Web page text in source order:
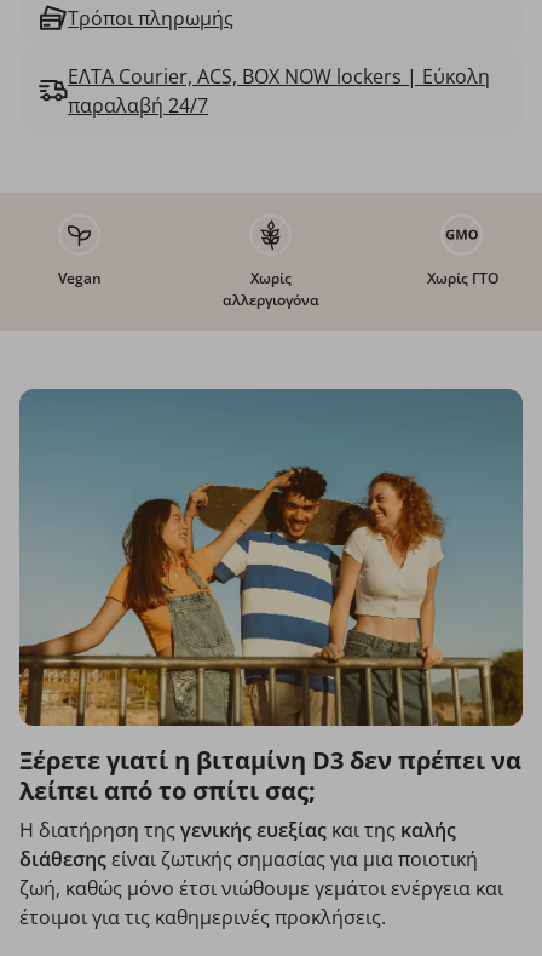
Τρόποι πληρωμής
ΕΛΤΑ Courier, ACS, BOX NOW lockers | Εύκολη
παραλαβή 24/7
Vegan
Χωρίς
αλλεργιογόνα
Χωρίς ΓΤΟ
Ξέρετε γιατί η βιταμίνη D3 δεν πρέπει να
λείπει από το σπίτι σας;
Η διατήρηση της γενικής ευεξίας και της καλής
διάθεσηςείναι ζωτικής σημασίας για μια ποιοτική
ζωή, καθώς μόνο έτσι νιώθουμε γεμάτοι ενέργεια και
έτοιμοι για τις καθημερινές προκλήσεις.